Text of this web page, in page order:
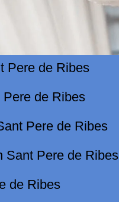
Pere de Ribes
de Ribes
Pere de Ribes
Sant Pere de Ribes
de Ribes